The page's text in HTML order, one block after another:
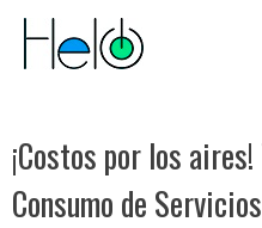
¡Costos por los
Consumo de